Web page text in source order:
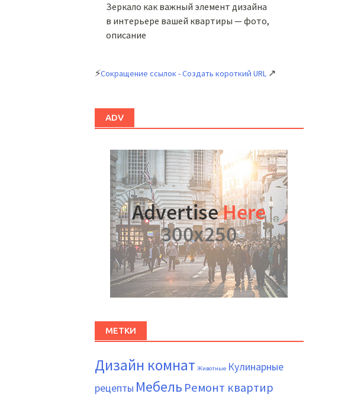
Зеркало как важный элемент дизайна
в интерьере вашей квартиры — фото,
описание
⚡Сокращение ссылок - Создать короткий URL↗
ADV
МЕТКИ
Дизайн комнат Животные Кулинарные
рецепты Мебель Ремонт квартир